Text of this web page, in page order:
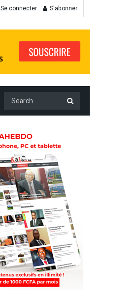
Se connecter S'abonner